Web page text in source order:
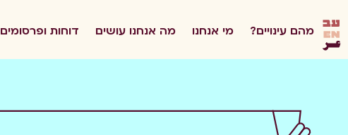
en
מהם עינויים? מי אנחנו מה אנחנו עושים דוחות ופרסומים